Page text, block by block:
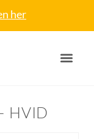
her
HVID